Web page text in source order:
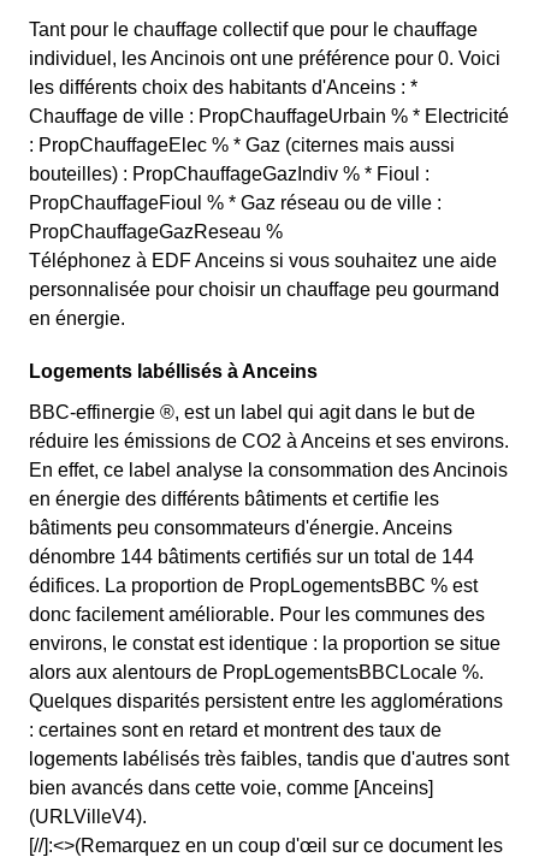
Tant pour le chauffage collectif que pour le chauffage
individuel, les Ancinois ont une préférence pour 0. Voici
les différents choix des habitants d'Anceins : *
Chauffage de ville : PropChauffageUrbain % * Electricité
: PropChauffageElec % * Gaz (citernes mais aussi
bouteilles) : PropChauffageGazIndiv % * Fioul :
PropChauffageFioul % * Gaz réseau ou de ville :
PropChauffageGazReseau %
Téléphonez à EDF Anceins si vous souhaitez une aide
personnalisée pour choisir un chauffage peu gourmand
en énergie.
Logements labéllisés à Anceins
BBC-effinergie ®, est un label qui agit dans le but de
réduire les émissions de CO2 à Anceins et ses environs.
En effet, ce label analyse la consommation des Ancinois
en énergie des différents bâtiments et certifie les
bâtiments peu consommateurs d'énergie. Anceins
dénombre 144 bâtiments certifiés sur un total de 144
édifices. La proportion de PropLogementsBBC % est
donc facilement améliorable. Pour les communes des
environs, le constat est identique : la proportion se situe
alors aux alentours de PropLogementsBBCLocale %.
Quelques disparités persistent entre les agglomérations
: certaines sont en retard et montrent des taux de
logements labélisés très faibles, tandis que d'autres sont
bien avancés dans cette voie, comme [Anceins]
(URLVilleV4).
[//]:<>(Remarquez en un coup d'œil sur ce document les